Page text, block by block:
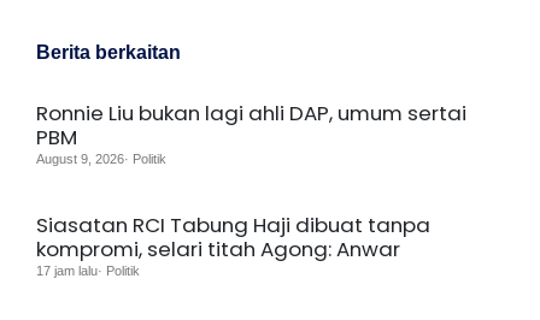
Berita berkaitan
Ronnie Liu bukan lagi ahli DAP, umum sertai
PBM
August 9, 2026· Politik
Siasatan RCI Tabung Haji dibuat tanpa
kompromi, selari titah Agong: Anwar
17 jam lalu· Politik